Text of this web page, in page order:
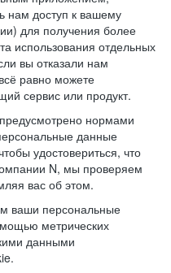
нам доступ к вашему
для получения более
использования отдельных
вы отказали нам
равно можете
сервис или продукт.
нормами
данные
удостовериться, что
N, мы проверяем
вас об этом.
ваши персональные
метрических
данными